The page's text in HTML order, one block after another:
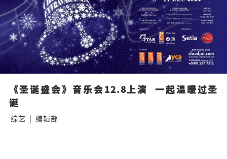
《圣诞盛会》音乐会12.8上演  一起温暖过圣
诞
综艺 | 编辑部